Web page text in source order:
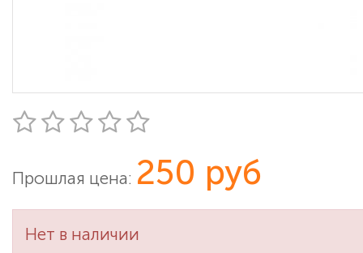
Прошлая цена: 250 руб
Нет в наличии